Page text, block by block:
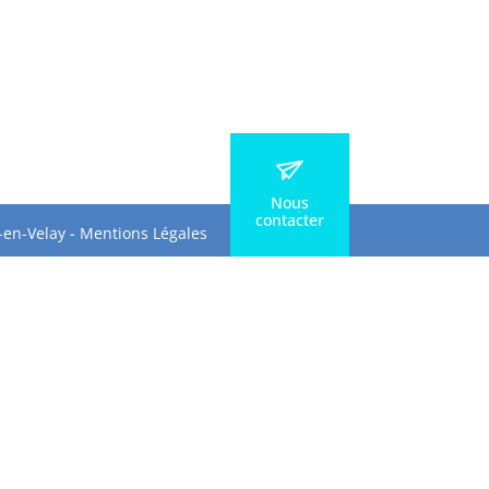
Nous
contacter
Velay - Mentions Légales